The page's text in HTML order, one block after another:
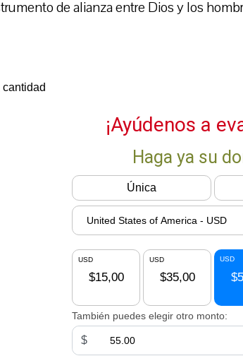
de alianza entre Dios y los